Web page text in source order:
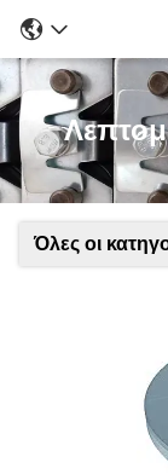
Όλες οι